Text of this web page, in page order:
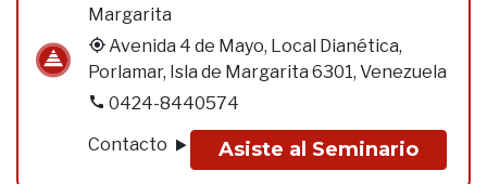
Margarita
Avenida 4 de Mayo, Local Dianética,
Porlamar, Isla de Margarita 6301, Venezuela
0424-8440574
Contacto
Asiste al Seminario